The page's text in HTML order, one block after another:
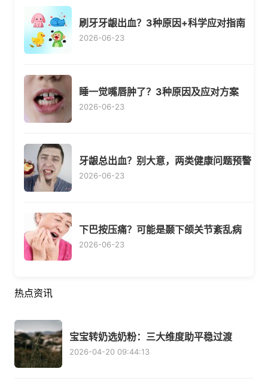
刷牙牙龈出血？3种原因+科学应对指南
2026-06-23
睡一觉嘴唇肿了？3种原因及应对方案
2026-06-23
牙龈总出血？别大意，两类健康问题预警
2026-06-23
下巴按压痛？可能是颞下颌关节紊乱病
2026-06-23
热点资讯
宝宝转奶选奶粉：三大维度助平稳过渡
2026-04-20 09:44:13